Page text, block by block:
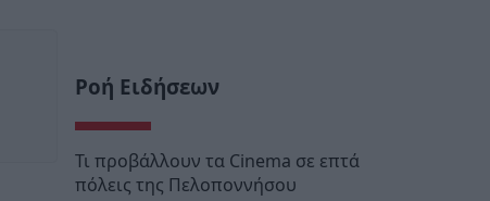
Ροή Ειδήσεων
Τι προβάλλουν τα Cinema σε επτά
πόλεις της Πελοποννήσου